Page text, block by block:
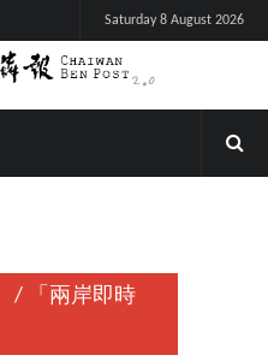
Saturday 8 August 2026
/
「兩岸即時